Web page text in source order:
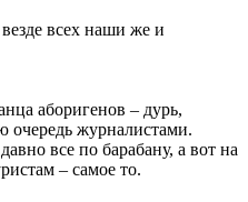
всех наши же и
аборигенов – дурь,
очередь журналистами.
все по барабану, а вот на
– самое то.